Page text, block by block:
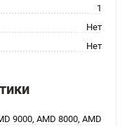
1
Нет
Нет
9000, AMD 8000, AMD